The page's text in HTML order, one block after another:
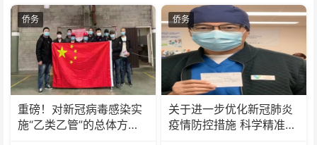
侨务
重磅！对新冠病毒感染实
施“乙类乙管”的总体方案
侨务
关于进一步优化新冠肺炎
疫情防控措施 科学精准做